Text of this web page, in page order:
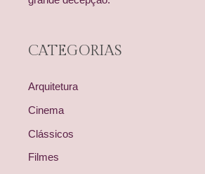
CATEGORIAS
Arquitetura
Cinema
Clássicos
Filmes